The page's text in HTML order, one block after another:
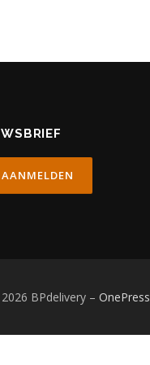
BPdelivery – OnePress